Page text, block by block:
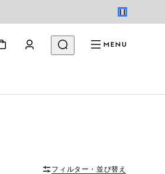
MENU
フィルター・並び替え